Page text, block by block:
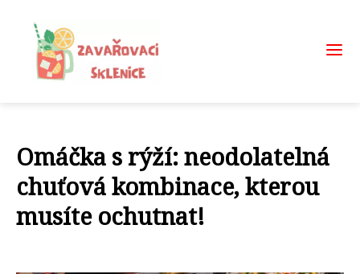
Omáčka s rýží: neodolatelná
chuťová kombinace, kterou
musíte ochutnat!